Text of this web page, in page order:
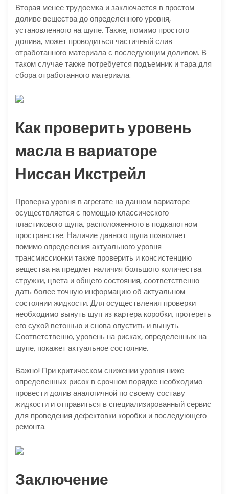
Вторая менее трудоемка и заключается в простом
доливе вещества до определенного уровня,
установленного на щупе. Также, помимо простого
долива, может проводиться частичный слив
отработанного материала с последующим доливом. В
таком случае также потребуется подъемник и тара для
сбора отработанного материала.
Как проверить уровень
масла в вариаторе
Ниссан Икстрейл
Проверка уровня в агрегате на данном вариаторе
осуществляется с помощью классического
пластикового щупа, расположенного в подкапотном
пространстве. Наличие данного щупа позволяет
помимо определения актуального уровня
трансмиссионки также проверить и консистенцию
вещества на предмет наличия большого количества
стружки, цвета и общего состояния, соответственно
дать более точную информацию об актуальном
состоянии жидкости. Для осуществления проверки
необходимо вынуть щуп из картера коробки, протереть
его сухой ветошью и снова опустить и вынуть.
Соответственно, уровень на рисках, определенных на
щупе, покажет актуальное состояние.
Важно! При критическом снижении уровня ниже
определенных рисок в срочном порядке необходимо
провести долив аналогичной по своему составу
жидкости и отправиться в специализированный сервис
для проведения дефектовки коробки и последующего
ремонта.
Заключение